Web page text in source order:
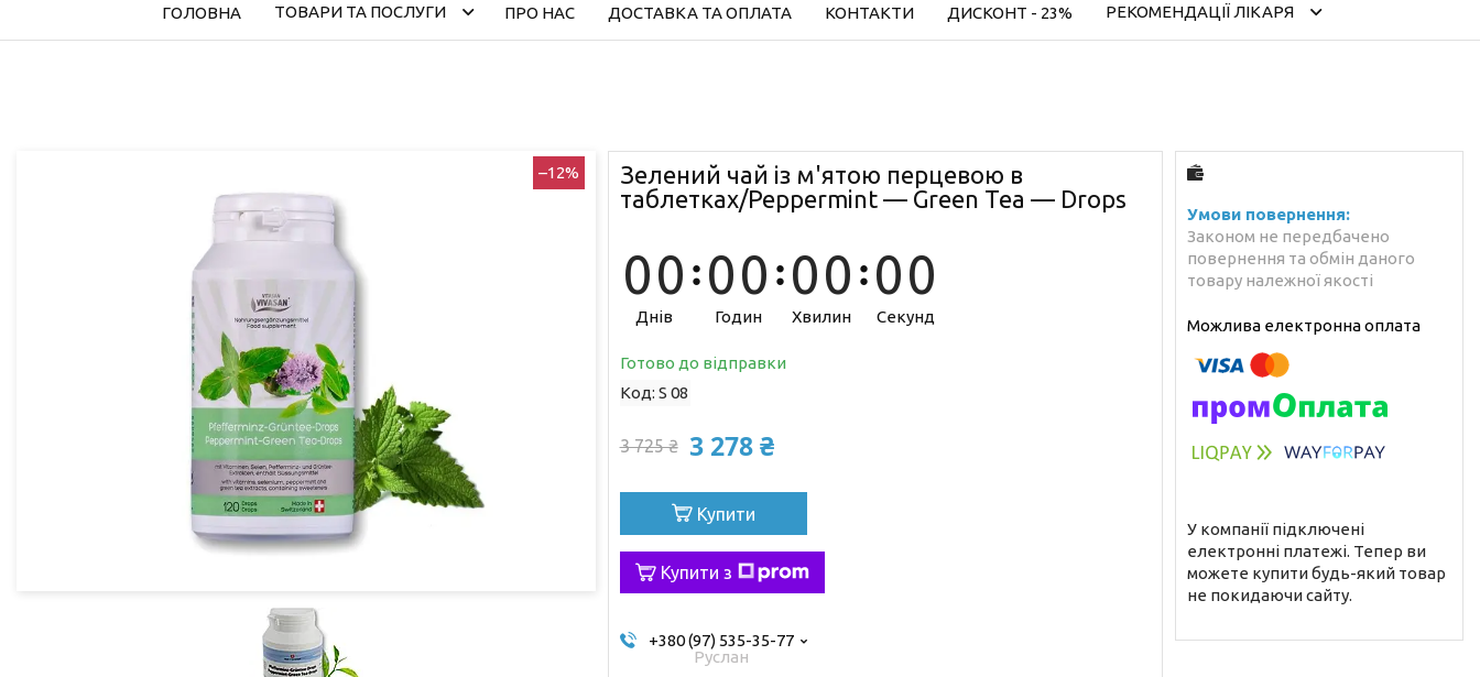
ГОЛОВНА ТОВАРИ ТА ПОСЛУГИ ПРО НАС ДОСТАВКА ТА ОПЛАТА КОНТАКТИ ДИСКОНТ - 23% РЕКОМЕНДАЦІЇ ЛІКАРЯ
–12%
Зелений чай із м'ятою перцевою в
таблетках/Peppermint — Green Tea — Drops
00
Днів
00
Годин
00
Хвилин
00
Секунд
Готово до відправки
Код: S 08
3 725 ₴ 3 278 ₴
Купити
Купити з
+380 (97) 535-35-77
Руслан
Законом не передбачено
повернення та обмін даного
товару належної якості
У компанії підключені
електронні платежі. Тепер ви
можете купити будь-який товар
не покидаючи сайту.